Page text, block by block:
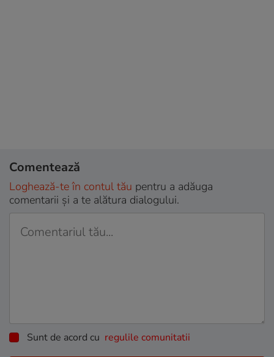
Comentează
Loghează-te în contul tău pentru a adăuga
comentarii și a te alătura dialogului.
Sunt de acord cu regulile comunitatii